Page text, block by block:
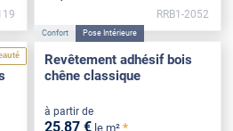
RRB1-2052
Confort Pose Intérieure
Revêtement adhésif bois
chêne classique
à partir de
25,87 € le m² *